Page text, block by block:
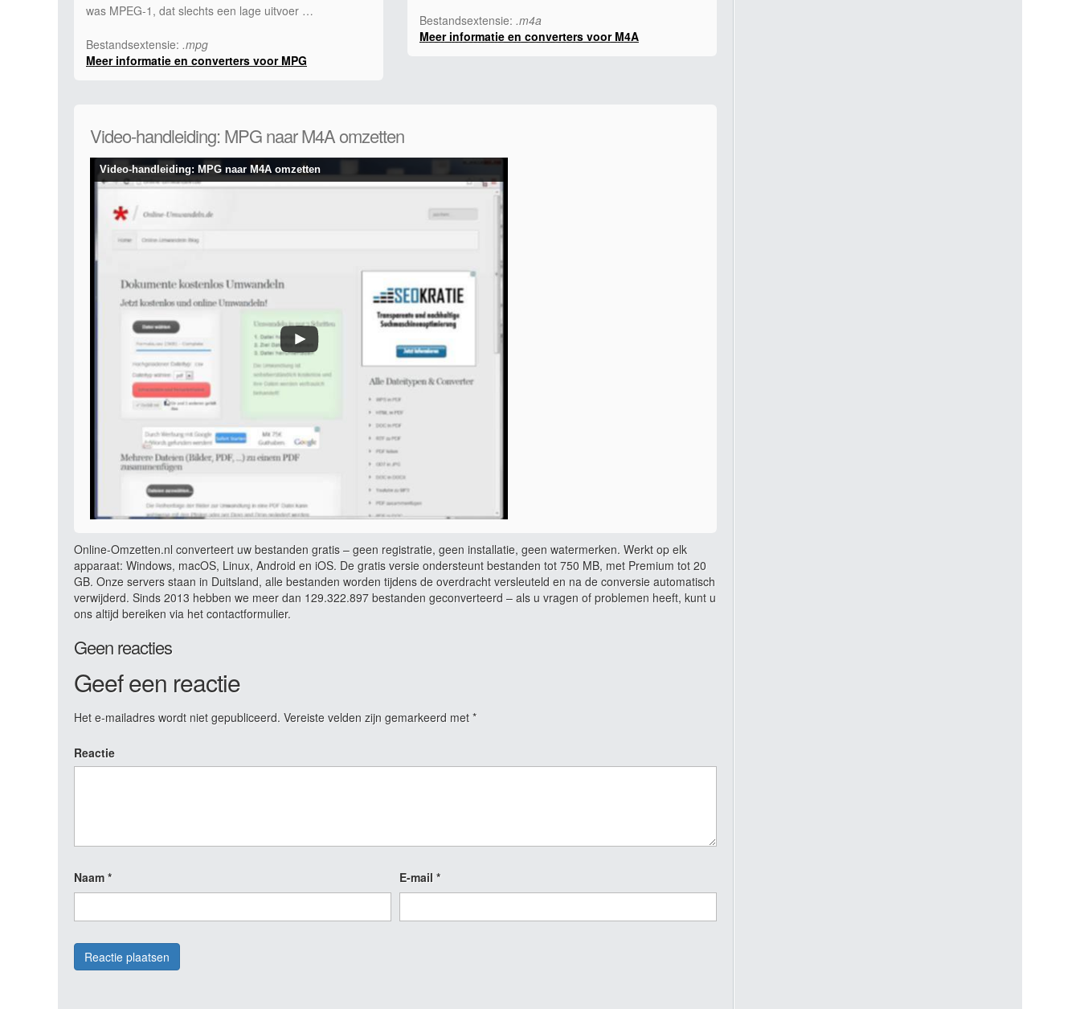
was MPEG-1, dat slechts een lage uitvoer …
Bestandsextensie: .mpg
Meer informatie en converters voor MPG
Bestandsextensie: .m4a
Meer informatie en converters voor M4A
Video-handleiding: MPG naar M4A omzetten
Video-handleiding: MPG naar M4A omzetten
Online-Omzetten.nl converteert uw bestanden gratis – geen registratie, geen installatie, geen watermerken. Werkt op elk
apparaat: Windows, macOS, Linux, Android en iOS. De gratis versie ondersteunt bestanden tot 750 MB, met Premium tot 20
GB. Onze servers staan in Duitsland, alle bestanden worden tijdens de overdracht versleuteld en na de conversie automatisch
verwijderd. Sinds 2013 hebben we meer dan 129.322.897 bestanden geconverteerd – als u vragen of problemen heeft, kunt u
ons altijd bereiken via het contactformulier.
Geen reacties
Geef een reactie
Het e-mailadres wordt niet gepubliceerd. Vereiste velden zijn gemarkeerd met *
Reactie
Naam * E-mail *